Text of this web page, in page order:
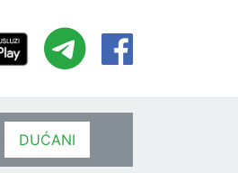
DUĆANI